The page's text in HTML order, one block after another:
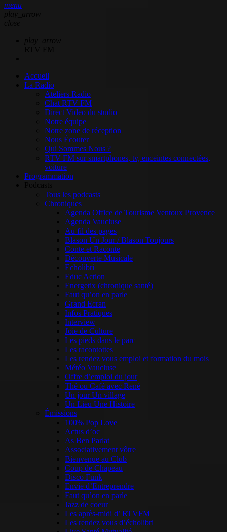
menu
Accueil
La Radio
Ateliers Radio
Chat RTV FM
Direct Video du studio
Notre équipe
Notre zone de réception
Nous Écouter
Qui Sommes Nous ?
RTV FM sur smartphones, tv, enceintes connectées,
voiture
Programmation
Tous les podcasts
Chroniques
Agenda Office de Tourisme Ventoux Provence
Agenda Vaucluse
Au fil des pages
Blason Un Jour / Blason Toujours
Conte et Raconte
Découverte Musicale
Echolibri
Educ Action
Energetix (chronique santé)
Faut qu’on en parle
Grand Ecran
Infos Pratiques
Interview
Joie de Culture
Les pieds dans le parc
Les racontottes
Les rendez vous emploi et formation du mois
Météo Vaucluse
Offre d’emploi du jour
Thé ou Café avec René
Un jour Un village
Un Lieu Une Histoire
Émissions
100% Pop Love
Actus d’oc
As Ben Parlat
Associativement vôtre
Bienvenue au Club
Coup de Chapeau
Disco Funk
Envie d’Entreprendre
Faut qu’on en parle
Jazz de coeur
Les après-midi d’ RTVFM
Les rendez vous d’écholibri